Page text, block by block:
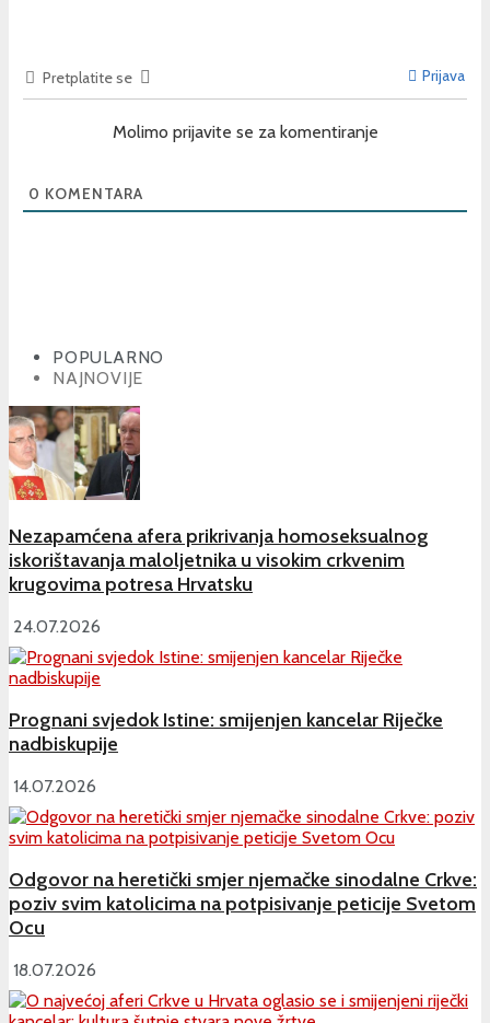
Pretplatite se Prijava
Molimo prijavite se za komentiranje
0 KOMENTARA
POPULARNO
NAJNOVIJE
Nezapamćena afera prikrivanja homoseksualnog
iskorištavanja maloljetnika u visokim crkvenim
krugovima potresa Hrvatsku
24.07.2026
Prognani svjedok Istine: smijenjen kancelar Riječke
nadbiskupije
14.07.2026
Odgovor na heretički smjer njemačke sinodalne Crkve:
poziv svim katolicima na potpisivanje peticije Svetom
Ocu
18.07.2026